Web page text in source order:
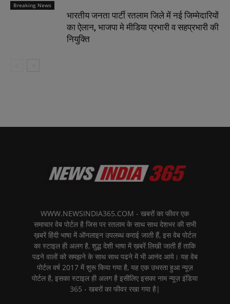
Breaking News
भारतीय जनता पार्टी रतलाम जिले में नई जिम्मेदारियों
का ऐलान, भाजपा मे मीडिया प्रभारी व सहप्रभारी की
नियुक्ति
WWW.NEWSINDIA365.COM - खबरों का फीवर एक
समाचार वेब पोर्टल है जिस पर रतलाम के साथ साथ देशभर की सभी
ख़बरें हिंदी भाषा में ऑनलाइन उपलब्ध कराई जाती हैं, इस वेब पोर्टल
का स्टाइल ही अलग है, शुद्ध देशी भाषा में ख़बरें लिखी जाती हैं ताकि
पढने वालों को समझने के साथ साथ पढने में भी आनंद आये। यह वेब
पोर्टल वर्ष 2017 में शुरू किया गया है, यह एक उभरता हुआ न्यूज़
पोर्टल है, इसका स्टाइल ही अलग है इसीलिए इसका नाम न्यूज़ इंडिया
365 - खबरों का फीवर रखा गया है|